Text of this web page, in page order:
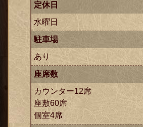
定休日
水曜日
駐車場
あり
座席数
カウンター12席
座敷60席
個室4席